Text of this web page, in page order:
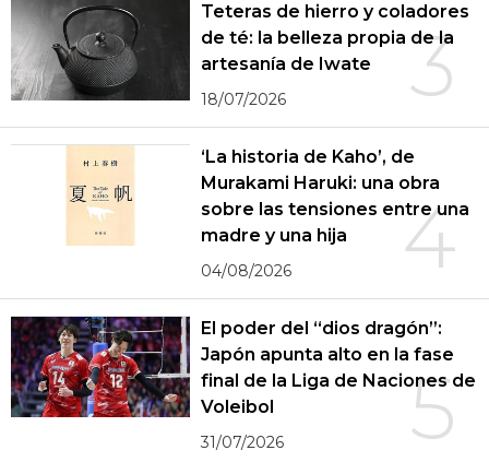
3
Teteras de hierro y coladores
de té: la belleza propia de la
artesanía de Iwate
18/07/2026
4
‘La historia de Kaho’, de
Murakami Haruki: una obra
sobre las tensiones entre una
madre y una hija
04/08/2026
5
El poder del “dios dragón”:
Japón apunta alto en la fase
final de la Liga de Naciones de
Voleibol
31/07/2026